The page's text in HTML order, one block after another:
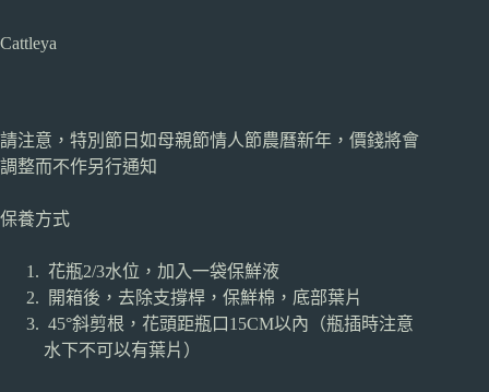
Cattleya
請注意，特別節日如母親節情人節農曆新年，價錢將會
調整而不作另行通知
保養方式
花瓶2/3水位，加入一袋保鮮液
開箱後，去除支撐桿，保鮮棉，底部葉片
45°斜剪根，花頭距瓶口15CM以內（瓶插時注意
水下不可以有葉片）